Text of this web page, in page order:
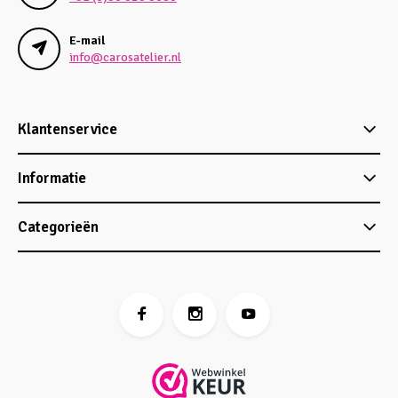
E-mail
info@carosatelier.nl
Klantenservice
Informatie
Categorieën